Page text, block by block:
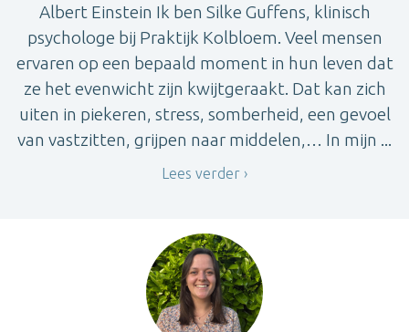
Albert Einstein Ik ben Silke Guffens, klinisch
psychologe bij Praktijk Kolbloem. Veel mensen
ervaren op een bepaald moment in hun leven dat
ze het evenwicht zijn kwijtgeraakt. Dat kan zich
uiten in piekeren, stress, somberheid, een gevoel
van vastzitten, grijpen naar middelen,… In mijn ...
Lees verder